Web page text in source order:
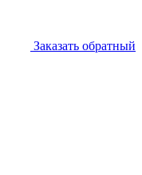
Заказать обратный